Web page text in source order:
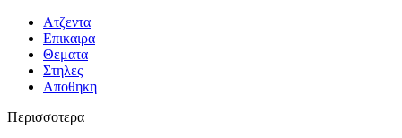
Ατζεντα
Επικαιρα
Θεματα
Στηλες
Αποθηκη
Περισσοτερα